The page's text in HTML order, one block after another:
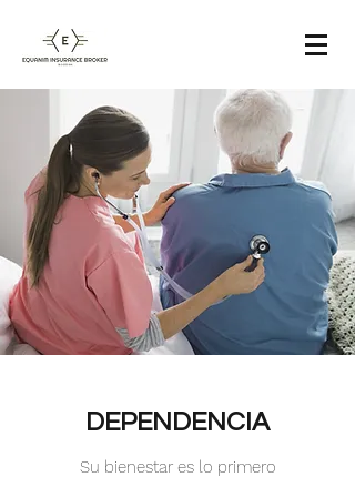
DEPENDENCIA
Su bienestar es lo primero